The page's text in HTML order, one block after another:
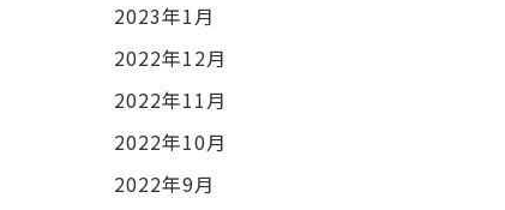
2023年1月
2022年12月
2022年11月
2022年10月
2022年9月